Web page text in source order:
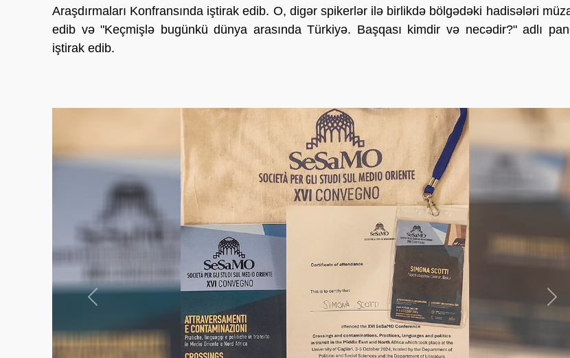
Araşdırmaları Konfransında iştirak edib. O, digər spikerlər ilə birlikdə bölgədəki hadisələri
edib və "Keçmişlə bugünkü dünya arasında Türkiyə. Başqası kimdir və necədir?" adlı
iştirak edib.
Previous